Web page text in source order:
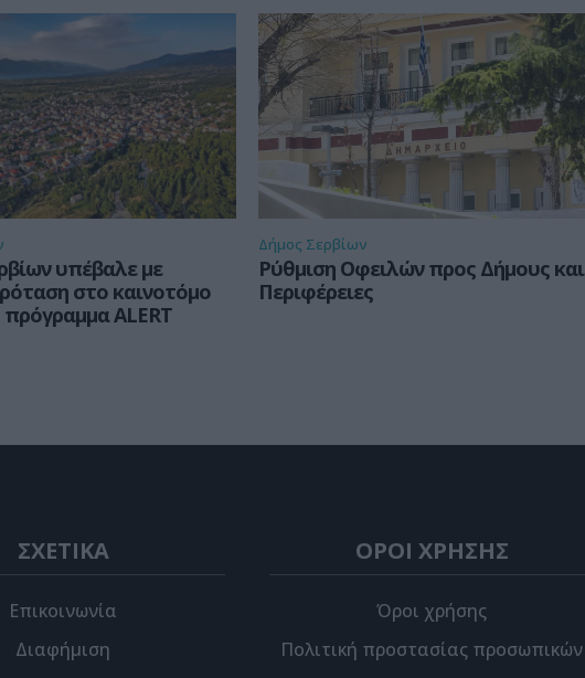
υπέβαλε με
στο καινοτόμο
ALERT
Δήμος Σερβίων
Ρύθμιση Οφειλών προς Δήμους και
Περιφέρειες
ΣΧΕΤΙΚΑ
Επικοινωνία
Διαφήμιση
ΟΡΟΙ ΧΡΗΣΗΣ
Όροι χρήσης
Πολιτική προστασίας προσωπικών